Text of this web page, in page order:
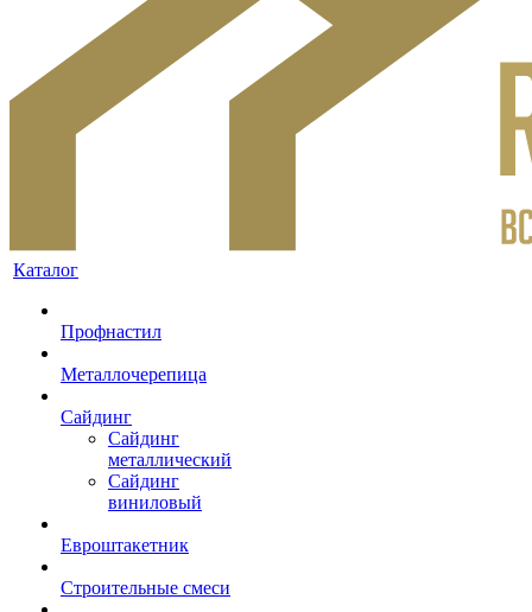
Каталог
Профнастил
Металлочерепица
Сайдинг
Сайдинг
металлический
Сайдинг
виниловый
Евроштакетник
Строительные смеси